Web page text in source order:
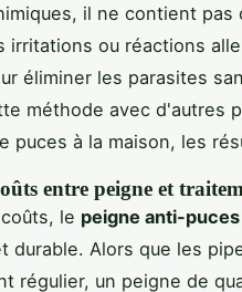
il ne contient
irritations ou réactions
éliminer les parasites
méthode avec d'autres
puces à la maison, les
entre peigne et
le peigne anti-
durable. Alors que les
régulier, un peigne de